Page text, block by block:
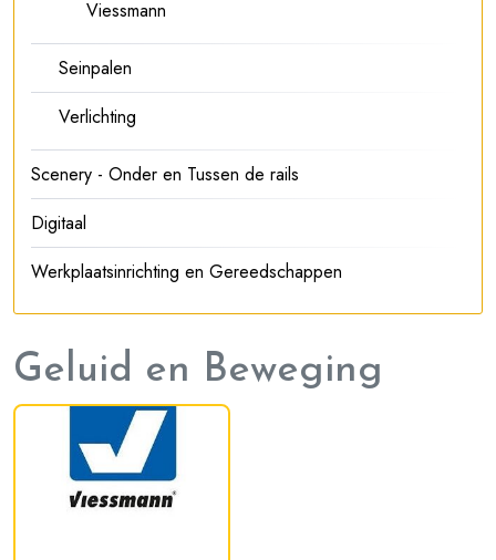
Geluid en Beweging
Viessmann
Seinpalen
Verlichting
Scenery - Onder en Tussen de rails
Digitaal
Werkplaatsinrichting en Gereedschappen